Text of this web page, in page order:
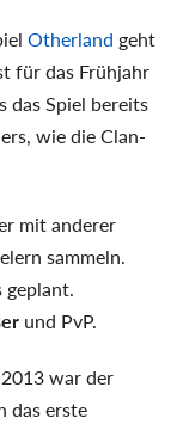
Otherland geht
für das Frühjahr
das Spiel bereits
wie die Clan-
mit anderer
sammeln.
geplant.
und PvP.
war der
das erste